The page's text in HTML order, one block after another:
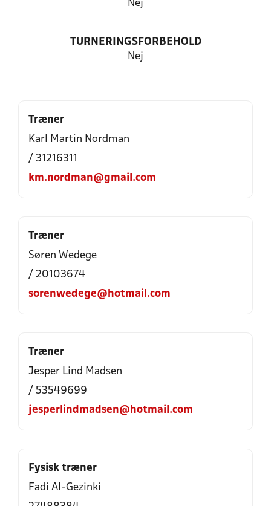
Nej
TURNERINGSFORBEHOLD
Nej
Træner
Karl Martin Nordman
/ 31216311
km.nordman@gmail.com
Træner
Søren Wedege
/ 20103674
sorenwedege@hotmail.com
Træner
Jesper Lind Madsen
/ 53549699
jesperlindmadsen@hotmail.com
Fysisk træner
Fadi Al-Gezinki